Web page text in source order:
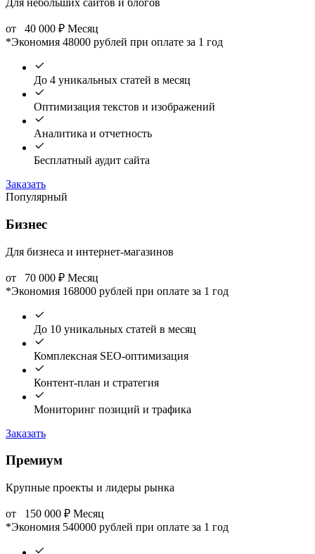
Для небольших сайтов и блогов
от 40 000 ₽ Месяц
*Экономия 48000 рублей при оплате за 1 год
До 4 уникальных статей в месяц
Оптимизация текстов и изображений
Аналитика и отчетность
Бесплатный аудит сайта
Заказать
Популярный
Бизнес
Для бизнеса и интернет-магазинов
от 70 000 ₽ Месяц
*Экономия 168000 рублей при оплате за 1 год
До 10 уникальных статей в месяц
Комплексная SEO-оптимизация
Контент-план и стратегия
Мониторинг позиций и трафика
Заказать
Премиум
Крупные проекты и лидеры рынка
от 150 000 ₽ Месяц
*Экономия 540000 рублей при оплате за 1 год